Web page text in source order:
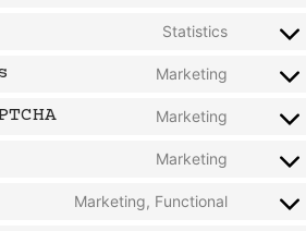
Statistics
Marketing
Marketing
Marketing
Marketing, Functional